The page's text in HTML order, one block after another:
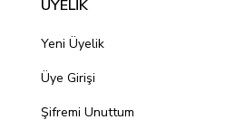
ÜYELİK
Yeni Üyelik
Üye Girişi
Şifremi Unuttum